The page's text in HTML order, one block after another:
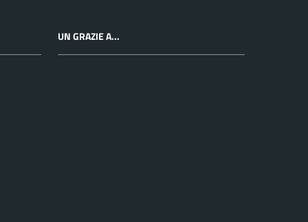
UN GRAZIE A...